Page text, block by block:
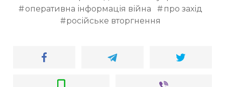
оперативна інформація війна
про захід
російське вторгнення